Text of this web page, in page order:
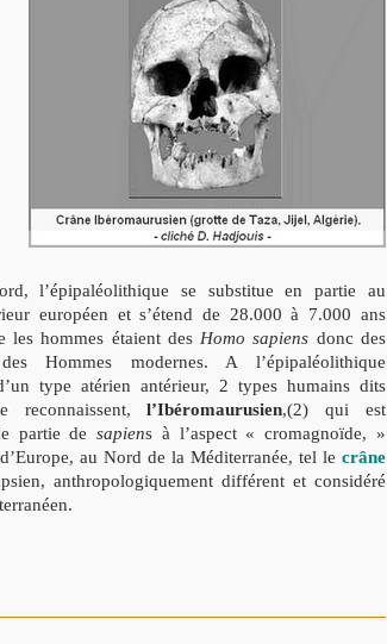
l’épipaléolithique se substitue en partie au
européen et s’étend de 28.000 à 7.000 ans
les hommes étaient des Homo sapiens donc des
Hommes modernes. A l’épipaléolithique
type atérien antérieur, 2 types humains dits
reconnaissent,l’Ibéromaurusien,(2) qui est
partie desapiens à l’aspect « cromagnoïde, »
au Nord de la Méditerranée, tel le crâne
anthropologiquement différent et considéré